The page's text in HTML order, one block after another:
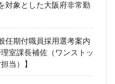
対象とした大阪府非常勤
任期付職員採用選考案内
理室課長補佐（ワンストッ
当）】